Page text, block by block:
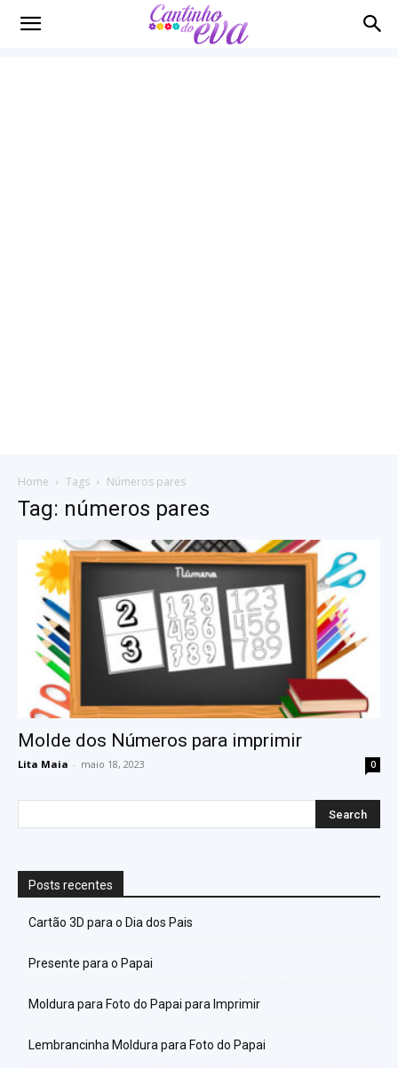
Cantinho
Home Tags Números pares
Tag: números pares
Molde dos Números para imprimir
Lita Maia - maio 18, 2023 0
Posts recentes
Cartão 3D para o Dia dos Pais
Presente para o Papai
Moldura para Foto do Papai para Imprimir
Lembrancinha Moldura para Foto do Papai